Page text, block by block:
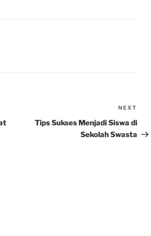
Post
NEXT
Tips Sukses Menjadi Siswa di
Sekolah Swasta